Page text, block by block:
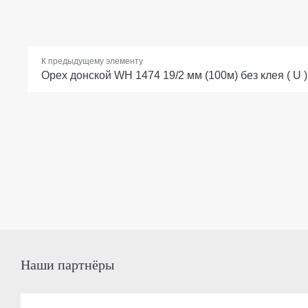
К предыдущему элементу
Орех донской WH 1474 19/2 мм (100м) без клея ( U )
Наши партнёры